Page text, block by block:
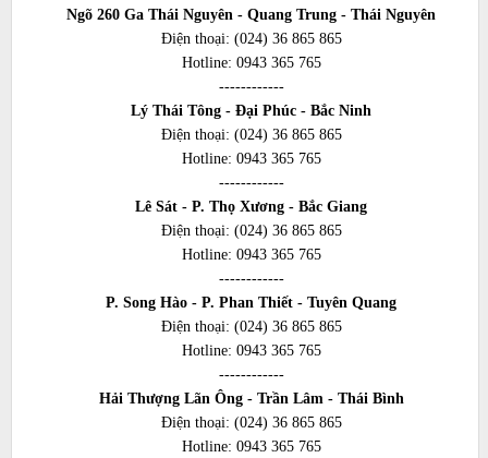
Ngõ 260 Ga Thái Nguyên - Quang Trung - Thái Nguyên
Điện thoại: (024) 36 865 865
Hotline: 0943 365 765
------------
Lý Thái Tông - Đại Phúc - Bắc Ninh
Điện thoại: (024) 36 865 865
Hotline: 0943 365 765
------------
Lê Sát - P. Thọ Xương - Bắc Giang
Điện thoại: (024) 36 865 865
Hotline: 0943 365 765
------------
P. Song Hào - P. Phan Thiết - Tuyên Quang
Điện thoại: (024) 36 865 865
Hotline: 0943 365 765
------------
Hải Thượng Lãn Ông - Trần Lâm - Thái Bình
Điện thoại: (024) 36 865 865
Hotline: 0943 365 765